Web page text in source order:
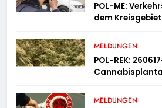
POL-ME:
dem
MELDUNGEN
POL-REK:
MELDUNGEN